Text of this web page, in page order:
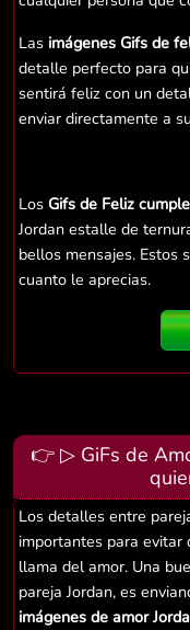
Las imágenes Gifs de
detalle perfecto para
sentirá feliz con un
enviar directamente a
Los Gifs de Feliz
Jordan estalle de
bellos mensajes. Estos
cuanto le aprecias.
👉 ▷ GiFs de
Los detalles entre
importantes para evitar
llama del amor. Una
pareja Jordan, es
imágenes de amor